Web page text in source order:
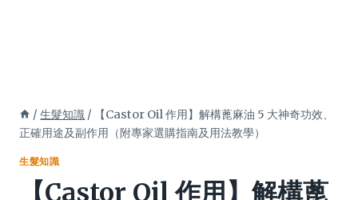
/ 生髮知識 /
【Castor Oil 作用】解構蓖麻油 5 大神奇功效、
正確用途及副作用（附專家選購指南及用法教學）
生髮知識
【Castor Oil 作用】解構蓖